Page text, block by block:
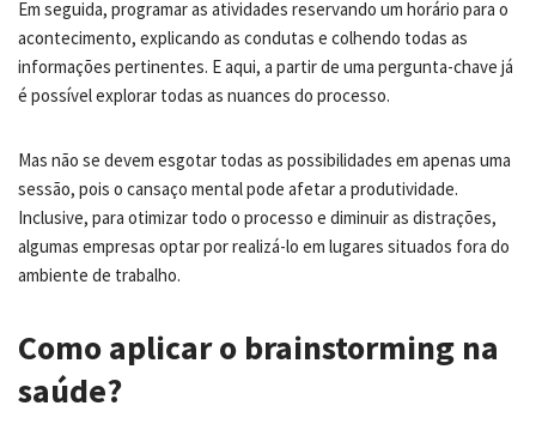
Em seguida, programar as atividades reservando um horário para o
acontecimento, explicando as condutas e colhendo todas as
informações pertinentes. E aqui, a partir de uma pergunta-chave já
é possível explorar todas as nuances do processo.
Mas não se devem esgotar todas as possibilidades em apenas uma
sessão, pois o cansaço mental pode afetar a produtividade.
Inclusive, para otimizar todo o processo e diminuir as distrações,
algumas empresas optar por realizá-lo em lugares situados fora do
ambiente de trabalho.
Como aplicar o brainstorming na
saúde?